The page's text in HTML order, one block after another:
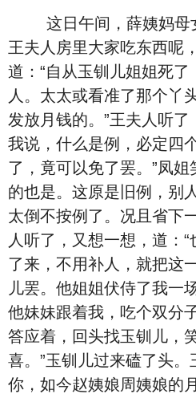
这日午间，薛姨妈母
王夫人房里大家吃东西呢
道：“自从玉钏儿姐姐死
人。太太或看准了那个丫
发放月钱的。”王夫人听了
我说，什么是例，必定四
了，竟可以免了罢。”凤
的也是。这原是旧例，别
太倒不按例了。况且省下
人听了，又想一想，道：
了来，不用补人，就把这
儿罢。他姐姐伏侍了我一
他妹妹跟着我，吃个双分
答应着，回头找玉钏儿，
喜。”玉钏儿过来磕了头。
你，如今赵姨娘周姨娘的